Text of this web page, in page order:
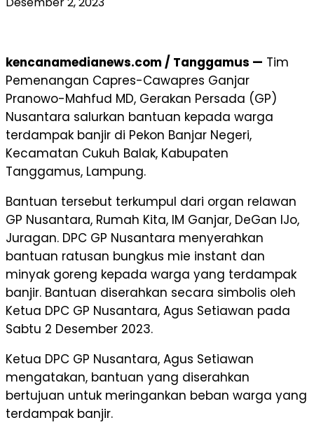
kencanamedianews.com / Tanggamus — Tim
Pemenangan Capres-Cawapres Ganjar
Pranowo-Mahfud MD, Gerakan Persada (GP)
Nusantara salurkan bantuan kepada warga
terdampak banjir di Pekon Banjar Negeri,
Kecamatan Cukuh Balak, Kabupaten
Tanggamus, Lampung.
Bantuan tersebut terkumpul dari organ relawan
GP Nusantara, Rumah Kita, IM Ganjar, DeGan IJo,
Juragan. DPC GP Nusantara menyerahkan
bantuan ratusan bungkus mie instant dan
minyak goreng kepada warga yang terdampak
banjir. Bantuan diserahkan secara simbolis oleh
Ketua DPC GP Nusantara, Agus Setiawan pada
Sabtu 2 Desember 2023.
Ketua DPC GP Nusantara, Agus Setiawan
mengatakan, bantuan yang diserahkan
bertujuan untuk meringankan beban warga yang
terdampak banjir.